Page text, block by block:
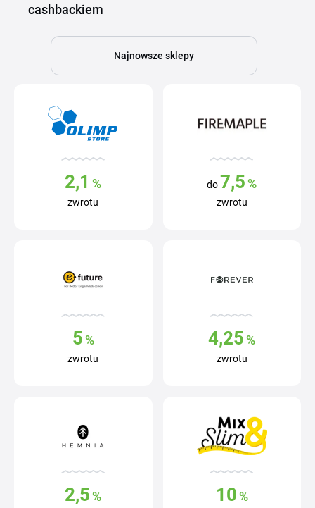
cashbackiem
Najnowsze sklepy
2,1 %
zwrotu
do 7,5 %
zwrotu
5%
zwrotu
4,25 %
zwrotu
2,5 % 10%